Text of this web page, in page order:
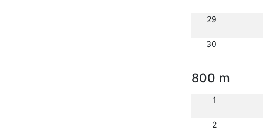
29
30
800 m
1
2